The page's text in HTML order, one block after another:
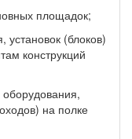
площадок;
(блоков)
конструкций
на полке